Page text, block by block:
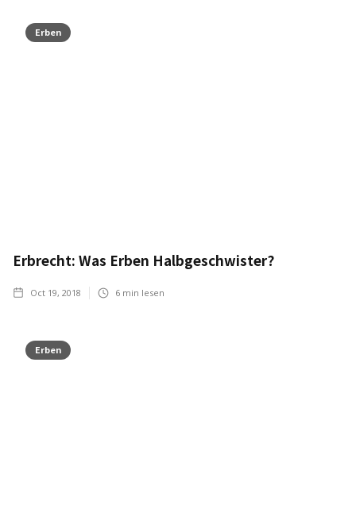
Erben
Erbrecht: Was Erben Halbgeschwister?
Oct 19, 2018 6 min lesen
Erben